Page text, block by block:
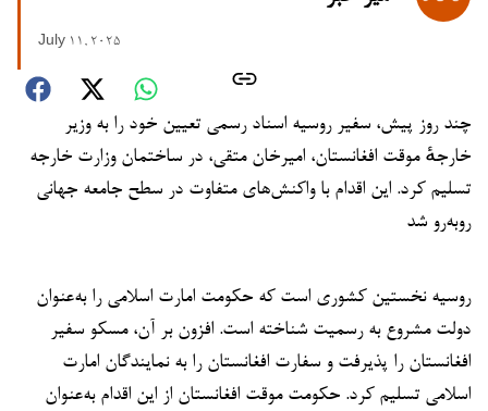
July 11, 2025
چند روز پیش، سفیر روسیه اسناد رسمی تعیین خود را به وزیر
خارجهٔ موقت افغانستان، امیرخان متقی، در ساختمان وزارت خارجه
تسلیم کرد. این اقدام با واکنش‌های متفاوت در سطح جامعه جهانی
روبه‌رو شد
روسیه نخستین کشوری است که حکومت امارت اسلامی را به‌عنوان
دولت مشروع به رسمیت شناخته است. افزون بر آن، مسکو سفیر
افغانستان را پذیرفت و سفارت افغانستان را به نمایندگان امارت
اسلامی تسلیم کرد. حکومت موقت افغانستان از این اقدام به‌عنوان